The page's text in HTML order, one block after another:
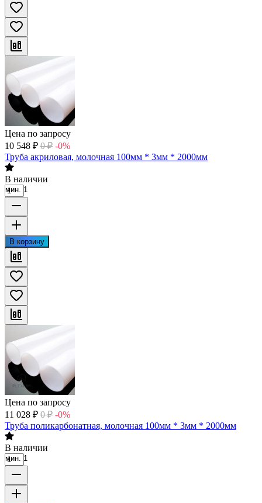
Цена по запросу
10 548 ₽ 0 ₽ -0%
Труба акриловая, молочная 100мм * 3мм * 2000мм
В наличии
мин. 1
В корзину
Цена по запросу
11 028 ₽ 0 ₽ -0%
Труба поликарбонатная, молочная 100мм * 3мм * 2000мм
В наличии
мин. 1